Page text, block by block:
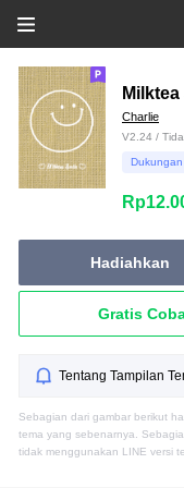
Charlie
V2.24 /
Hadiahkan
Gratis
Tentang Tampilan
Sebagian dari gambar berikut
tema yang sebenarnya.
tidak menggunakan LINE versi